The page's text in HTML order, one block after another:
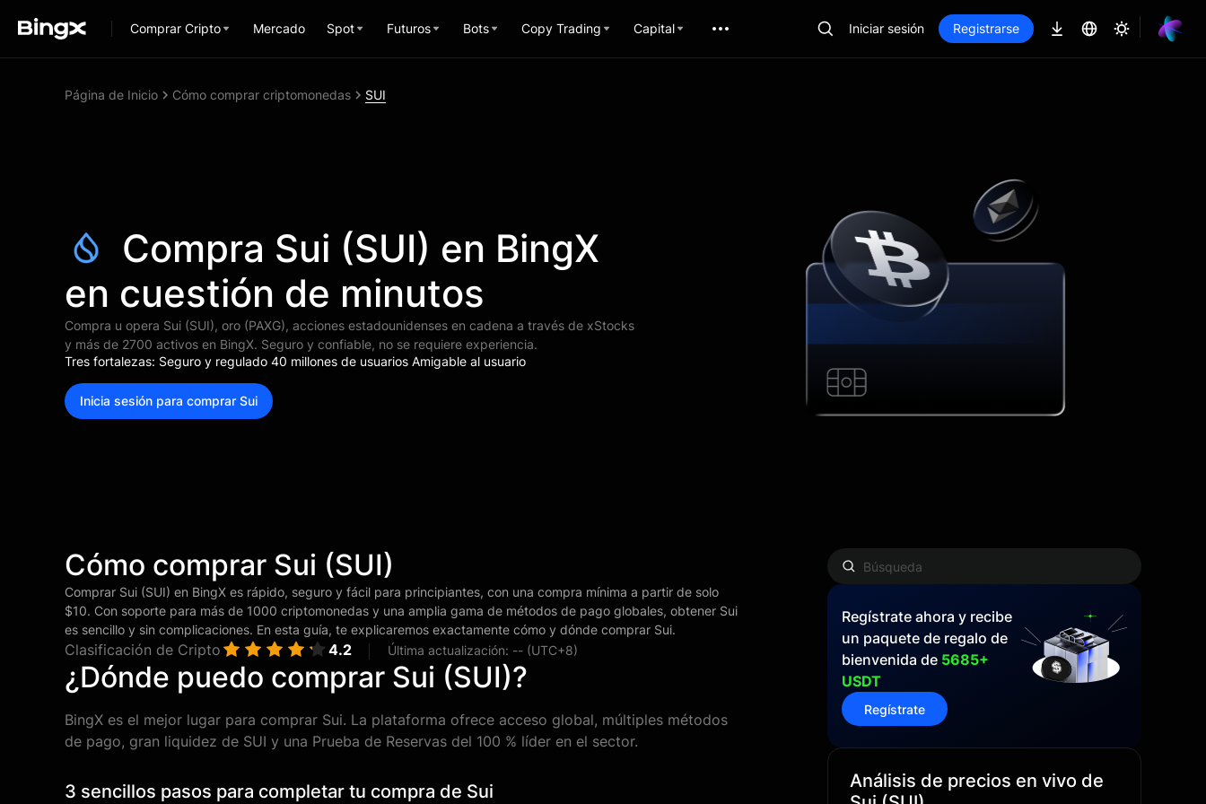
Comprar Cripto Mercado Spot Futuros Bots Copy Trading Capital Iniciar sesión Registrarse
Página de Inicio Cómo comprar criptomonedas SUI
Compra Sui (SUI) en BingX
en cuestión de minutos
Compra u opera Sui (SUI), oro (PAXG), acciones estadounidenses en cadena a través de xStocks
y más de 2700 activos en BingX. Seguro y confiable, no se requiere experiencia.
Tres fortalezas: Seguro y regulado 40 millones de usuarios Amigable al usuario
Inicia sesión para comprar Sui
Cómo comprar Sui (SUI)
Comprar Sui (SUI) en BingX es rápido, seguro y fácil para principiantes, con una compra mínima a partir de solo
$10. Con soporte para más de 1000 criptomonedas y una amplia gama de métodos de pago globales, obtener Sui
es sencillo y sin complicaciones. En esta guía, te explicaremos exactamente cómo y dónde comprar Sui.
Clasificación de Cripto 4.2 Última actualización: -- (UTC+8)
¿Dónde puedo comprar Sui (SUI)?
BingX es el mejor lugar para comprar Sui. La plataforma ofrece acceso global, múltiples métodos
de pago, gran liquidez de SUI y una Prueba de Reservas del 100 % líder en el sector.
3 sencillos pasos para completar tu compra de Sui
Regístrate ahora y recibe
un paquete de regalo de
bienvenida de 5685+
USDT
Regístrate
Análisis de precios en vivo de